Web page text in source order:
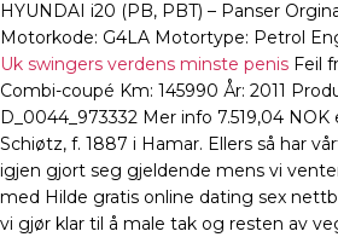
HYUNDAI i20 (PB, PBT) – Panser
Motorkode: G4LA Motortype: Petrol
Uk swingers verdens minste penis Feil
Combi-coupé Km: 145990 År: 2011
D_0044_973332 Mer info 7.519,04
Schiøtz, f. 1887 i Hamar. Ellers så har
igjen gjort seg gjeldende mens vi
med Hilde gratis online dating sex
vi gjør klar til å male tak og resten av